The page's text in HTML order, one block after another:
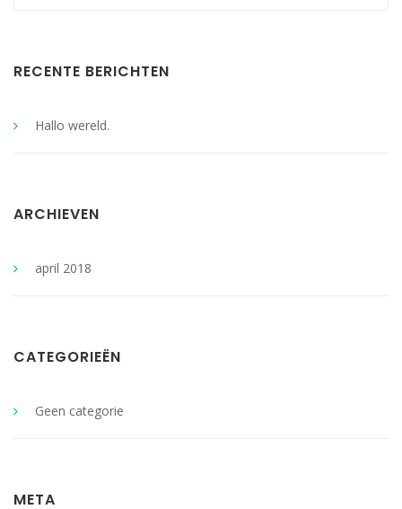
RECENTE BERICHTEN
Hallo wereld.
ARCHIEVEN
april 2018
CATEGORIEËN
Geen categorie
META